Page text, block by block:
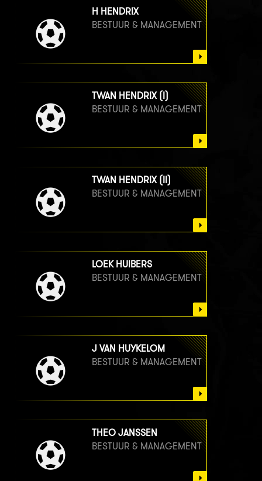
H HENDRIX
BESTUUR & MANAGEMENT
TWAN HENDRIX (I)
BESTUUR & MANAGEMENT
TWAN HENDRIX (II)
BESTUUR & MANAGEMENT
LOEK HUIBERS
BESTUUR & MANAGEMENT
J VAN HUYKELOM
BESTUUR & MANAGEMENT
THEO JANSSEN
BESTUUR & MANAGEMENT